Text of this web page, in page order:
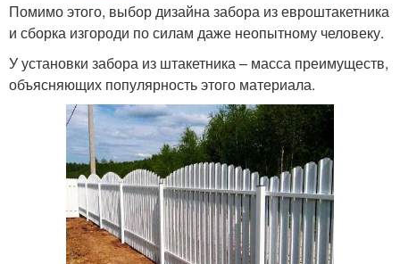
Помимо этого, выбор дизайна забора из евроштакетника
и сборка изгороди по силам даже неопытному человеку.
У установки забора из штакетника – масса преимуществ,
объясняющих популярность этого материала.